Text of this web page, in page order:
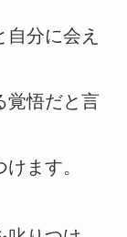
分に会え
覚悟だと言
ます。